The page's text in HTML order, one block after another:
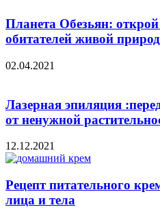
Планета Обезьян:
обитателей живой
02.04.2021
Лазерная эпиляция
от ненужной
12.12.2021
Рецепт питательного
лица и тела